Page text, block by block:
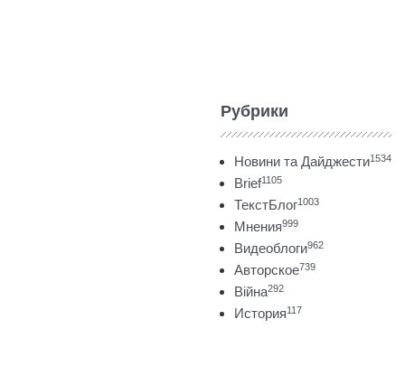
Рубрики
Новини та Дайджести1534
Brief1105
ТекстБлог1003
Мнения999
Видеоблоги962
Авторское739
Війна292
История117